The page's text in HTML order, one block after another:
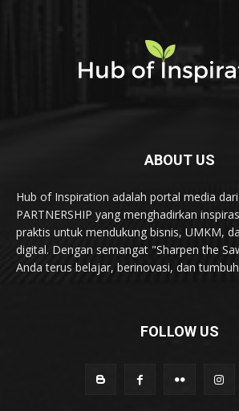
ABOUT US
Hub of Inspiration adalah portal media
PARTNERSHIP yang menghadirkan
praktis untuk mendukung bisnis, UMKM,
digital. Dengan semangat "Sharpen the
Anda terus belajar, berinovasi, dan
FOLLOW US